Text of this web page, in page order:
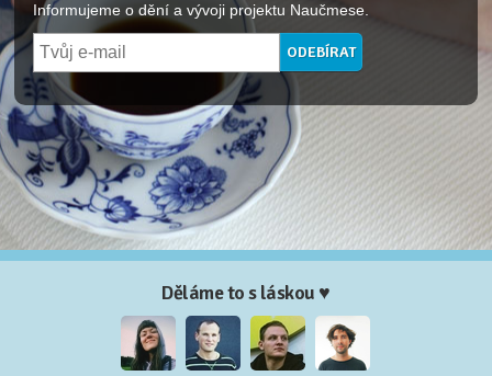
Informujeme o dění a vývoji projektu Naučmese.
Děláme to s láskou ♥